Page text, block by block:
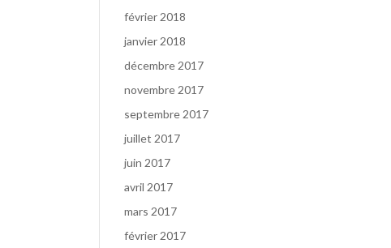
février 2018
janvier 2018
décembre 2017
novembre 2017
septembre 2017
juillet 2017
juin 2017
avril 2017
mars 2017
février 2017